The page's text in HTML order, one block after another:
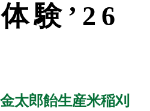
験’26
金太郎飴生産米稲刈